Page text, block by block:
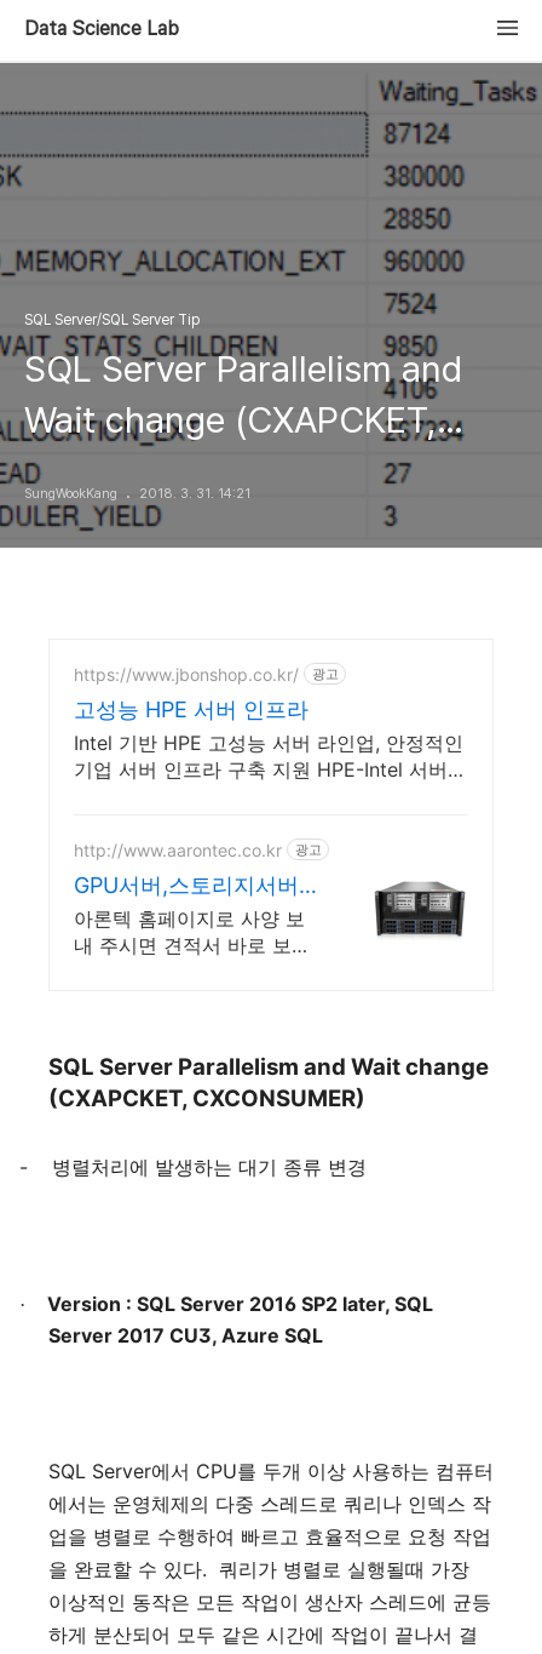
Data Science Lab
SQL Server/SQL Server Tip
SQL Server Parallelism and
Wait change (CXAPCKET,
CXCONSUMER)
SungWookKang 2018. 3. 31. 14:21
https://www.jbonshop.co.kr/ 광고
고성능 HPE 서버 인프라
Intel 기반 HPE 고성능 서버 라인업, 안정적인
기업 서버 인프라 구축 지원 HPE-Intel 서버
http://www.aarontec.co.kr 광고
GPU서버,스토리지서버
견적
아론텍 홈페이지로 사양 보
내 주시면 견적서 바로 보내
SQL Server Parallelism and Wait change
(CXAPCKET, CXCONSUMER)
- 병렬처리에 발생하는 대기 종류 변경
·
Version : SQL Server 2016 SP2 later, SQL
Server 2017 CU3, Azure SQL
SQL Server에서 CPU를 두개 이상 사용하는 컴퓨터
에서는 운영체제의 다중 스레드로 쿼리나 인덱스 작
업을 병렬로 수행하여 빠르고 효율적으로 요청 작업
을 완료할 수 있다. 쿼리가 병렬로 실행될때 가장
이상적인 동작은 모든 작업이 생산자 스레드에
균등
하게
분산되어 모두 같은 시간에 작업이 끝나서 결